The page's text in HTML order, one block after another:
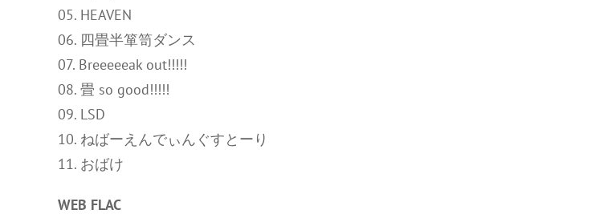
05. HEAVEN
06. 四畳半箪笥ダンス
07. Breeeeeak out!!!!!
08. 畳 so good!!!!!
09. LSD
10. ねばーえんでぃんぐすとーり
11. おばけ
WEB FLAC